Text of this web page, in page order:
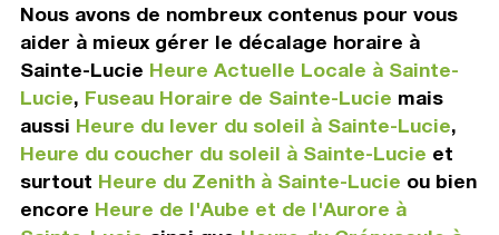
Nous avons de nombreux contenus pour vous
aider à mieux gérer le décalage horaire à
Sainte-Lucie Heure Actuelle Locale à Sainte-
Lucie, Fuseau Horaire de Sainte-Lucie mais
aussi Heure du lever du soleil à Sainte-Lucie,
Heure du coucher du soleil à Sainte-Lucie et
surtout Heure du Zenith à Sainte-Lucie ou bien
encore Heure de l'Aube et de l'Aurore à